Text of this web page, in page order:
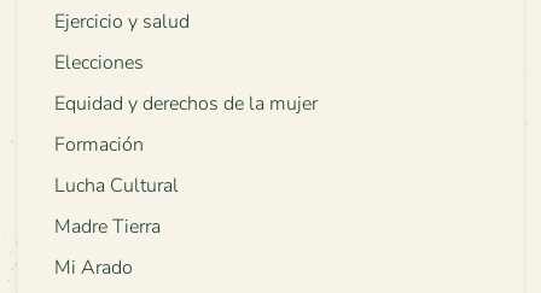
Ejercicio y salud
Elecciones
Equidad y derechos de la mujer
Formación
Lucha Cultural
Madre Tierra
Mi Arado